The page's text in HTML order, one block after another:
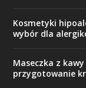
Kosmetyki
wybór dla
Maseczka z
przygotowanie